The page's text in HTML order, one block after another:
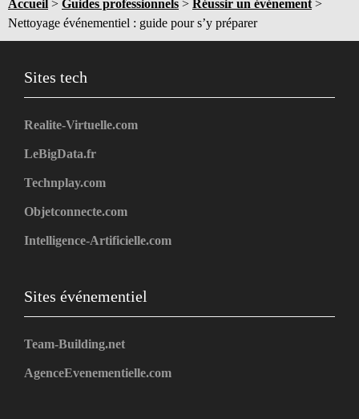
Accueil > Guides professionnels > Réussir un événement >
Nettoyage événementiel : guide pour s’y préparer
Sites tech
Realite-Virtuelle.com
LeBigData.fr
Technplay.com
Objetconnecte.com
Intelligence-Artificielle.com
Sites événementiel
Team-Building.net
AgenceEvenementielle.com